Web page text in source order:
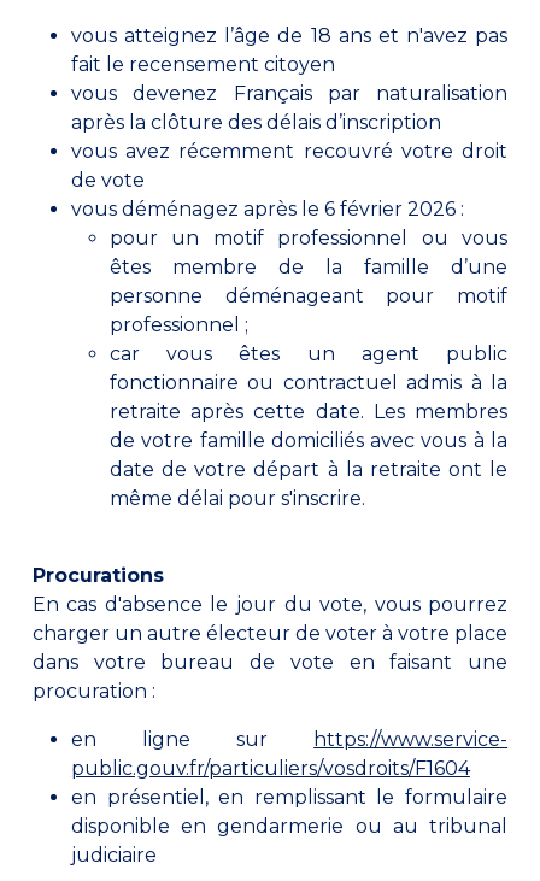
vous atteignez l’âge de 18 ans et n'avez pas
fait le recensement citoyen
vous devenez Français par naturalisation
après la clôture des délais d’inscription
vous avez récemment recouvré votre droit
de vote
vous déménagez après le 6 février 2026 :
pour un motif professionnel ou vous
êtes membre de la famille d’une
personne déménageant pour motif
professionnel ;
car vous êtes un agent public
fonctionnaire ou contractuel admis à la
retraite après cette date. Les membres
de votre famille domiciliés avec vous à la
date de votre départ à la retraite ont le
même délai pour s'inscrire.
Procurations
En cas d'absence le jour du vote, vous pourrez
charger un autre électeur de voter à votre place
dans votre bureau de vote en faisant une
procuration :
en ligne sur
https://www.service-
public.gouv.fr/particuliers/vosdroits/F1604
en présentiel, en remplissant le formulaire
disponible en gendarmerie ou au tribunal
judiciaire